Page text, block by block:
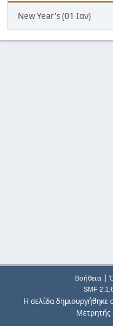
New Year's (01 Ιαν)
Βοήθεια|
SMF
Η σελίδα
Μετρητής